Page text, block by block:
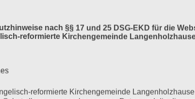
Bahlinger,
nach §§ 17 und 25 DSG-EKD für die
reformierte Kirchengemeinde
reformierte Kirchengemeinde